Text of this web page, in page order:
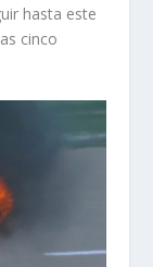
hasta este
cinco